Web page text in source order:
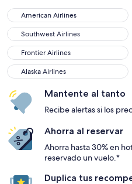
American Airlines
American Airlines
Southwest Airlines
Southwest Airlines
Frontier Airlines
Frontier Airlines
Alaska Airlines
Alaska Airlines
Mantente al tanto
Recibe alertas si los
Ahorra al reservar
Ahorra hasta 30% en
reservado un vuelo.*
Duplica tus